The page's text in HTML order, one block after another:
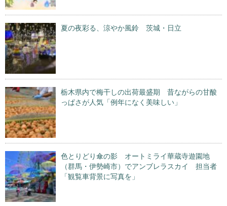
夏の夜彩る、涼やか風鈴 茨城・日立
栃木県内で梅干しの出荷最盛期 昔ながらの甘酸
っぱさが人気「例年になく美味しい」
色とりどり傘の影 オートミライ華蔵寺遊園地
（群馬・伊勢崎市）でアンブレラスカイ 担当者
「観覧車背景に写真を」